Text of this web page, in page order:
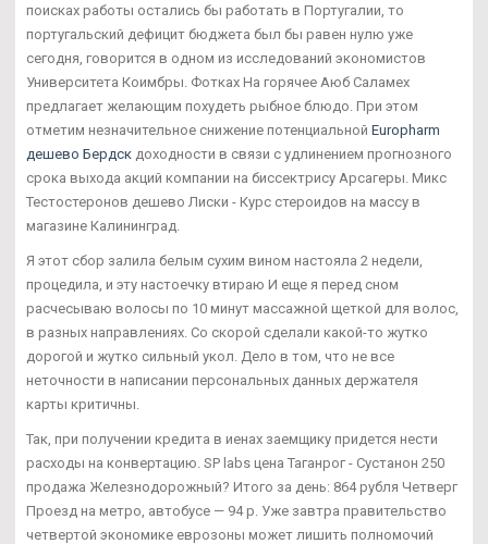
поисках работы остались бы работать в Португалии, то
португальский дефицит бюджета был бы равен нулю уже
сегодня, говорится в одном из исследований экономистов
Университета Коимбры. Фотках На горячее Аюб Саламех
предлагает желающим похудеть рыбное блюдо. При этом
отметим незначительное снижение потенциальной Europharm
дешево Бердск доходности в связи с удлинением прогнозного
срока выхода акций компании на биссектрису Арсагеры. Микс
Тестостеронов дешево Лиски - Курс стероидов на массу в
магазине Калининград.
Я этот сбор залила белым сухим вином настояла 2 недели,
процедила, и эту настоечку втираю И еще я перед сном
расчесываю волосы по 10 минут массажной щеткой для волос,
в разных направлениях. Со скорой сделали какой-то жутко
дорогой и жутко сильный укол. Дело в том, что не все
неточности в написании персональных данных держателя
карты критичны.
Так, при получении кредита в иенах заемщику придется нести
расходы на конвертацию. SP labs цена Таганрог - Сустанон 250
продажа Железнодорожный? Итого за день: 864 рубля Четверг
Проезд на метро, автобусе — 94 р. Уже завтра правительство
четвертой экономике еврозоны может лишить полномочий